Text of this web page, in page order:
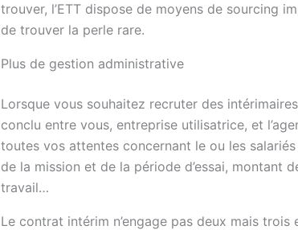
trouver, l’ETT dispose de moyens de sourcing
de trouver la perle rare.
Plus de gestion administrative
Lorsque vous souhaitez recruter des
conclu entre vous, entreprise utilisatrice, et
toutes vos attentes concernant le ou les
de la mission et de la période d’essai, montant
travail…
Le contrat intérim n’engage pas deux mais trois